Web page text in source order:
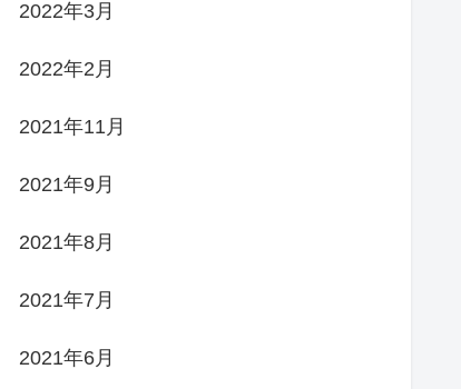
2022年3月
2022年2月
2021年11月
2021年9月
2021年8月
2021年7月
2021年6月